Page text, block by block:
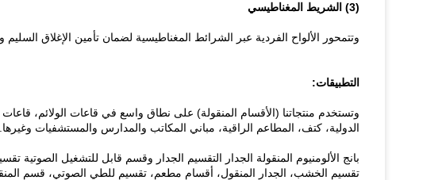
(3) الشريط المغناطيسي
وتتمحور الألواح الفردية عبر الشرائط المغناطيسية لضمان تأمين الإغلاق السليم
التطبيقات:
وتستخدم منتجاتنا (الأقسام المنقولة) على نطاق واسع في قاعات الولائم،
الدولية، كتف، المطاعم الراقية، مباني المكاتب والمدارس والمستشفيات وغيرها.
بانج الألومنيوم المنقولة الجدار التقسيم الجدار وقسم قابل للتشغيل
تقسيم الخشب، الجدار المنقول، أقسام مطعم، تقسيم للطي الصوتي، قسم